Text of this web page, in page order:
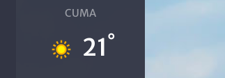
CUMA
21°